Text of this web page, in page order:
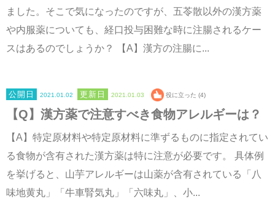
ました。そこで気になったのですが、五苓散以外の漢方薬
や内服薬についても、経口投与困難な時に注腸されるケー
スはあるのでしょうか？ 【A】漢方の注腸に...
2021.01.02 2021.01.03 役に立った (4)
【Q】漢方薬で注意すべき食物アレルギーは？
【A】特定原材料や特定原材料に準ずるものに指定されてい
る食物が含有された漢方薬は特に注意が必要です。 具体例
を挙げると、山芋アレルギーは山薬が含有されている「八
味地黄丸」「牛車腎気丸」「六味丸」、小...